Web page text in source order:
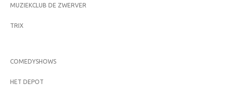
MUZIEKCLUB DE ZWERVER
TRIX
COMEDYSHOWS
HET DEPOT